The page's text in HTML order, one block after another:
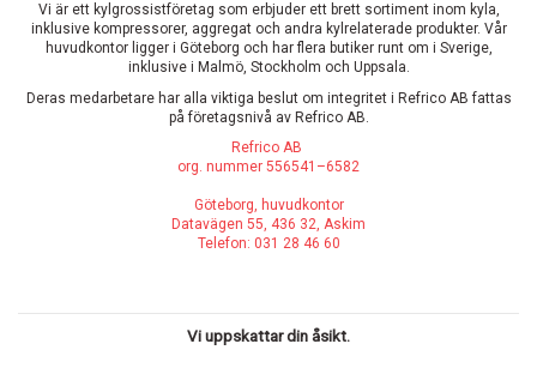
Vi är ett kylgrossistföretag som erbjuder ett brett sortiment inom kyla,
inklusive kompressorer, aggregat och andra kylrelaterade produkter. Vår
huvudkontor ligger i Göteborg och har flera butiker runt om i Sverige,
inklusive i Malmö, Stockholm och Uppsala.
Deras medarbetare har alla viktiga beslut om integritet i Refrico AB fattas
på företagsnivå av Refrico AB.
Refrico AB
org. nummer 556541–6582
Göteborg, huvudkontor
Datavägen 55, 436 32, Askim
Telefon: 031 28 46 60
Vi uppskattar din åsikt.